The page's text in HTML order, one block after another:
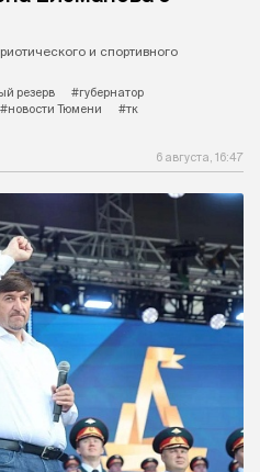
и спортивного
резерв
#губернатор
#новости Тюмени #тк
6 августа, 16:47